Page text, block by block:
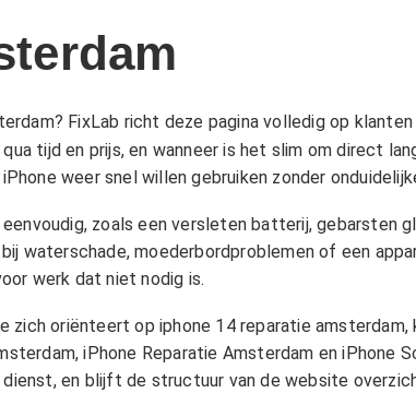
FixLab richt deze pagina volledig op
tijd en prijs, en wanneer is het slim om direct
weer snel willen gebruiken zonder
zoals een versleten batterij, gebarsten
waterschade, moederbordproblemen of een
werk dat niet nodig is.
zich oriënteert op iphone 14 reparatie amsterdam,
,iPhone Reparatie Amsterdam eniPhone
en blijft de structuur van de website